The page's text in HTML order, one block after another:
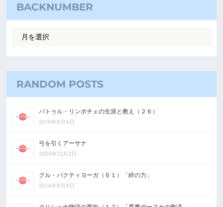
BACKNUMBER
RANDOM POSTS
パトゥル・リンポチェの生涯と教え（２６）
2018年8月4日
弓を引くアーサナ
2005年12月2日
グル・バクティヨーガ（６１）「絆の力」
2014年8月4日